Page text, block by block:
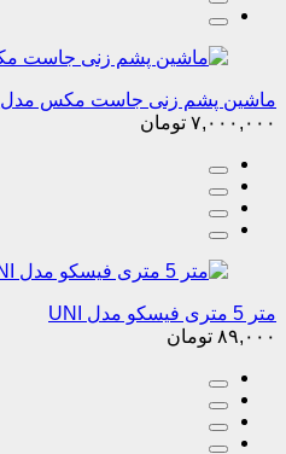
ماشین پشم زنی جاست مکس مدل 3601
۷,۰۰۰,۰۰۰ تومان
متر 5 متری فیسکو مدل UNI
۸۹,۰۰۰ تومان